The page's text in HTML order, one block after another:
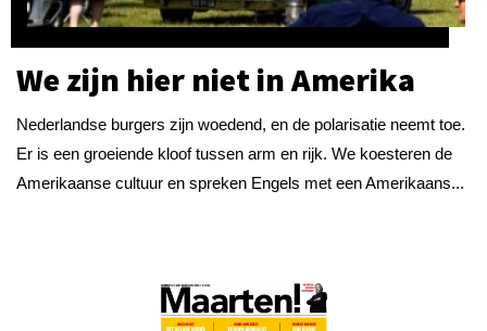
We zijn hier niet in Amerika
Nederlandse burgers zijn woedend, en de polarisatie neemt toe.
Er is een groeiende kloof tussen arm en rijk. We koesteren de
Amerikaanse cultuur en spreken Engels met een Amerikaans...